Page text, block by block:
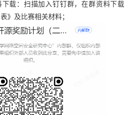
载： 扫描加入钉钉群，在群资料下载
》 及比赛相关材料；